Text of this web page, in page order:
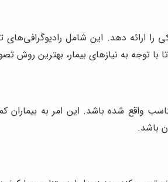
توجه به نیازهای بیمار، بهترین روش
واقع شده باشد. این امر به بیماران
باشد.